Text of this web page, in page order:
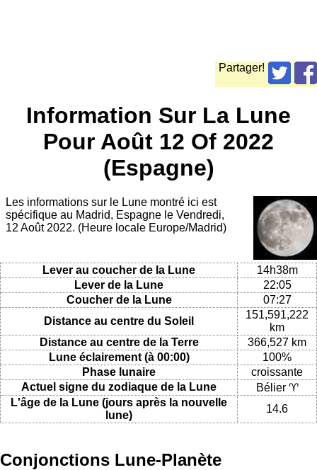
Partager!
Information Sur La Lune
Pour Août 12 Of 2022
(Espagne)
Les informations sur le Lune montré ici est
spécifique au Madrid, Espagne le Vendredi,
12 Août 2022. (Heure locale Europe/Madrid)
Lever au coucher de la Lune
14h38m
Lever de la Lune
22:05
Coucher de la Lune
07:27
Distance au centre du Soleil
151,591,222
km
Distance au centre de la Terre
366,527 km
Lune éclairement (à 00:00)
100%
Phase lunaire
croissante
Actuel signe du zodiaque de la Lune
Bélier ♈
L'âge de la Lune (jours après la nouvelle
lune)
14.6
Conjonctions Lune-Planète